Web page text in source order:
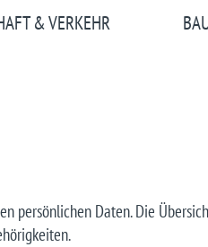
& VERKEHR
persönlichen Daten. Die